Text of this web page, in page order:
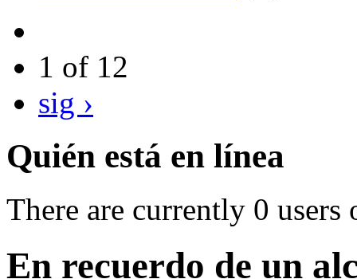
1 of 12
sig ›
Quién está en línea
There are currently 0 users
En recuerdo de un